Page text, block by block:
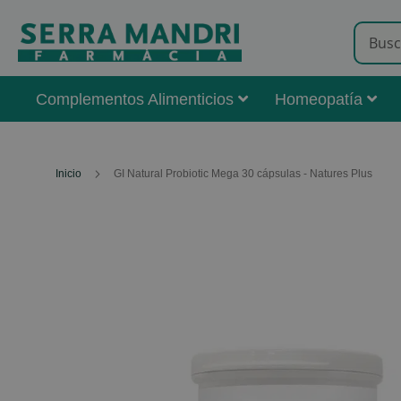
Complementos Alimenticios Homeopatía
Inicio GI Natural Probiotic Mega 30 cápsulas - Natures Plus